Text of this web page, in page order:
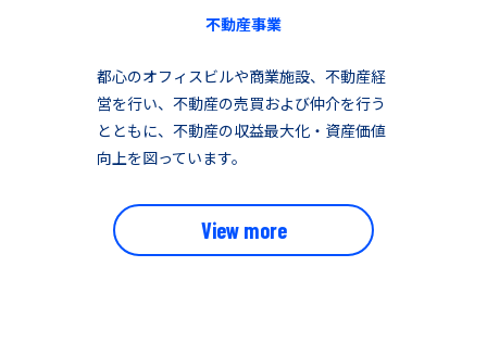
不動産事業
都心のオフィスビルや商業施設、不動産経
営を行い、不動産の売買および仲介を行う
とともに、不動産の収益最大化・資産価値
向上を図っています。
View more